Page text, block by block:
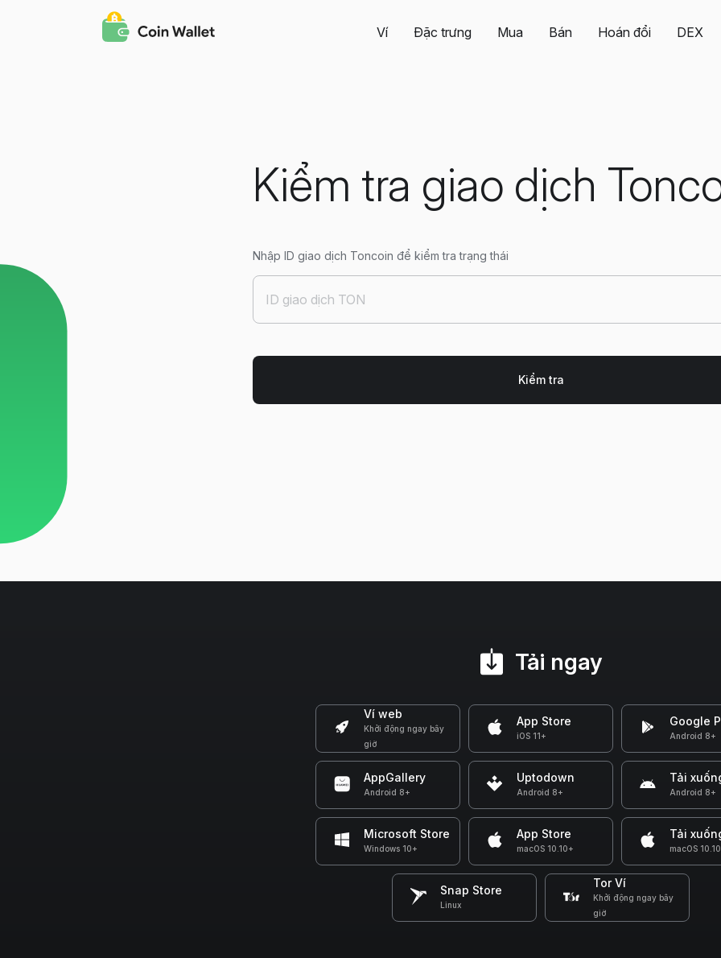
Ví Đặc trưng Mua Bán Hoán đổi DEX
Kiểm tra giao dịch
Nhập ID giao dịch Toncoin để kiểm tra trạng thái
Tải ngay
Ví web
Khởi động ngay bây
giờ
App Store
iOS 11+
Google
Android 8+
AppGallery
Android 8+
Uptodown
Android 8+
Tải
Android 8+
Microsoft Store
Windows 10+
App Store
macOS 10.10+
Tải
macOS
Snap Store
Linux
Tor Ví
Khởi động ngay bây
giờ